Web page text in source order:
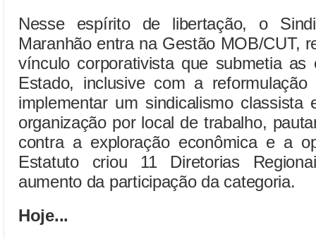
Nesse espírito de libertação, o
Maranhão entra na Gestão MOB/CUT,
vínculo corporativista que submetia as
Estado, inclusive com a
implementar um sindicalismo
organização por local de trabalho,
contra a exploração econômica e a
Estatuto criou 11 Diretorias
aumento da participação da categoria.
Hoje...